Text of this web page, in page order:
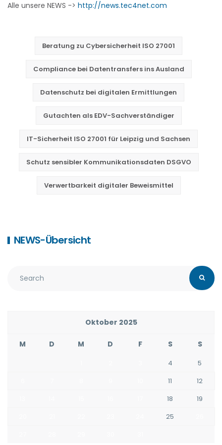
Alle unsere NEWS -> http://news.tec4net.com
Beratung zu Cybersicherheit ISO 27001
Compliance bei Datentransfers ins Ausland
Datenschutz bei digitalen Ermittlungen
Gutachten als EDV-Sachverständiger
IT-Sicherheit ISO 27001 für Leipzig und Sachsen
Schutz sensibler Kommunikationsdaten DSGVO
Verwertbarkeit digitaler Beweismittel
NEWS-Übersicht
Oktober 2025
M D M D F S S
4
5
11
12
18
19
25